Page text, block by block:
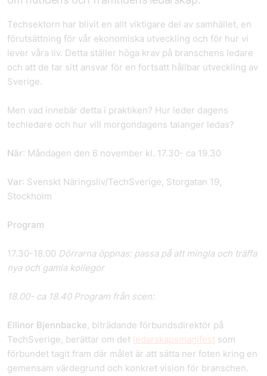
Techsektorn har blivit en allt viktigare del av samhället, en
förutsättning för vår ekonomiska utveckling och för hur vi
lever våra liv. Detta ställer höga krav på branschens ledare
och att de tar sitt ansvar för en fortsatt hållbar utveckling av
Sverige.
Men vad innebär detta i praktiken? Hur leder dagens
techledare och hur vill morgondagens talanger ledas?
När: Måndagen den 6 november kl. 17.30- ca 19.30
Var: Svenskt Näringsliv/TechSverige, Storgatan 19,
Stockholm
Program
17.30-18.00 Dörrarna öppnas: passa på att mingla och träffa
nya och gamla kollegor
18.00- ca 18.40 Program från scen:
Ellinor Bjennbacke, biträdande förbundsdirektör på
TechSverige, berättar om det ledarskapsmanifest som
förbundet tagit fram där målet är att sätta ner foten kring en
gemensam värdegrund och konkret vision för branschen.